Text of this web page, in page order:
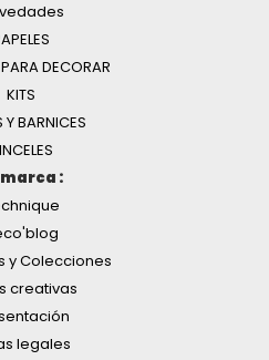
DECORAR
KITS
Y BARNICES
marca :
y Colecciones
creativas
legales